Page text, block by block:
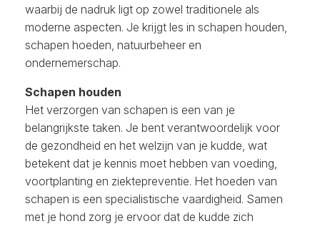
waarbij de nadruk ligt op zowel traditionele als
moderne aspecten. Je krijgt les in schapen houden,
schapen hoeden, natuurbeheer en
ondernemerschap.
Schapen houden
Het verzorgen van schapen is een van je
belangrijkste taken. Je bent verantwoordelijk voor
de gezondheid en het welzijn van je kudde, wat
betekent dat je kennis moet hebben van voeding,
voortplanting en ziektepreventie. Het hoeden van
schapen is een specialistische vaardigheid. Samen
met je hond zorg je ervoor dat de kudde zich